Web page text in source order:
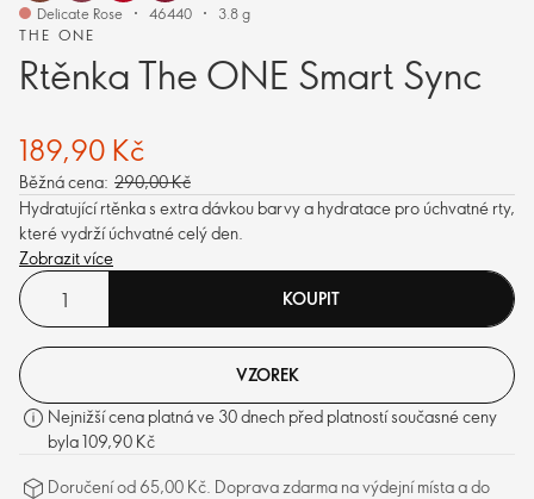
THE ONE
Rtěnka The ONE Smart Sync
Delicate Rose 46440 3.8 g
189,90 Kč
Běžná cena: 290,00 Kč
Hydratující rtěnka s extra dávkou barvy a hydratace pro úchvatné rty,
které vydrží úchvatné celý den.
Zobrazit více
KOUPIT
VZOREK
Nejnižší cena platná ve 30 dnech před platností současné ceny
byla 109,90 Kč
Doručení od 65,00 Kč. Doprava zdarma na výdejní místa a do